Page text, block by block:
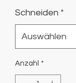
Schneiden *
Anzahl *